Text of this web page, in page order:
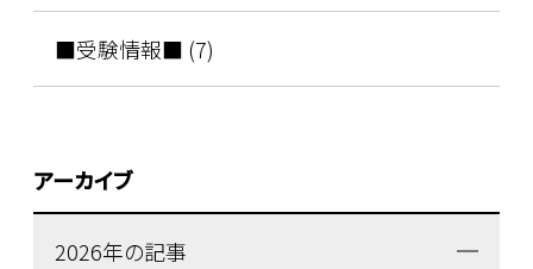
■受験情報■ (7)
アーカイブ
2026年の記事